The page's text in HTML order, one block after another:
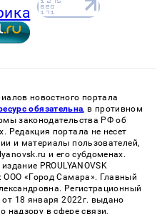
новостного портала
обязательна, в противном
законодательства РФ об
Редакция портала не несет
и материалы пользователей,
и его субдоменах.
PROULYANOVSK
«Город Самара». Главный
Регистрационный
18 января 2022г. выдано
надзору в сфере связи,